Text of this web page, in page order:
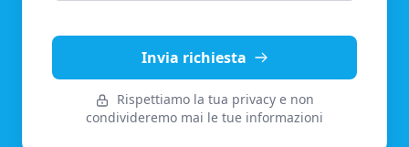
Invia richiesta
Rispettiamo la tua privacy e non
condivideremo mai le tue informazioni